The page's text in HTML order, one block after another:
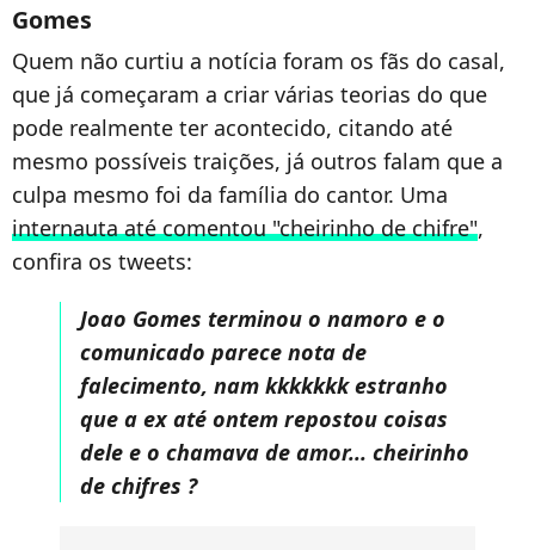
Gomes
Quem não curtiu a notícia foram os fãs do casal,
que já começaram a criar várias teorias do que
pode realmente ter acontecido, citando até
mesmo possíveis traições, já outros falam que a
culpa mesmo foi da família do cantor. Uma
internauta até comentou "cheirinho de chifre",
confira os tweets:
Joao Gomes terminou o namoro e o
comunicado parece nota de
falecimento, nam kkkkkkk estranho
que a ex até ontem repostou coisas
dele e o chamava de amor... cheirinho
de chifres ?